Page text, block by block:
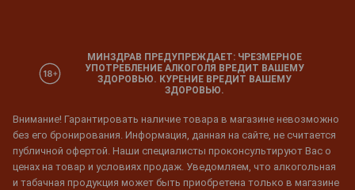
МИНЗДРАВ ПРЕДУПРЕЖДАЕТ: ЧРЕЗМЕРНОЕ
УПОТРЕБЛЕНИЕ АЛКОГОЛЯ ВРЕДИТ ВАШЕМУ
ЗДОРОВЬЮ. КУРЕНИЕ ВРЕДИТ ВАШЕМУ
ЗДОРОВЬЮ.
Внимание! Гарантировать наличие товара в магазине невозможно
без его бронирования. Информация, данная на сайте, не считается
публичной офертой. Наши специалисты проконсультируют Вас о
ценах на товар и условиях продаж. Уведомляем, что алкогольная
и табачная продукция может быть приобретена только в магазине